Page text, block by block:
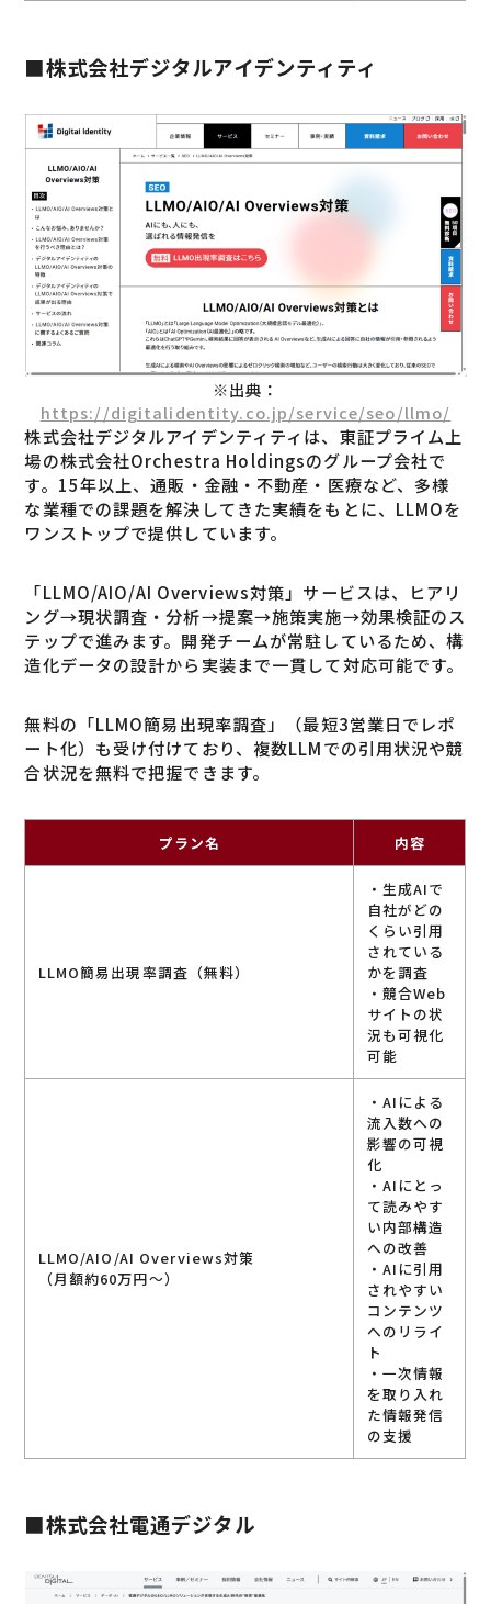
■株式会社デジタルアイデンティティ
※出典：
https://digitalidentity.co.jp/service/seo/llmo/
株式会社デジタルアイデンティティは、東証プライム上
場の株式会社Orchestra Holdingsのグループ会社で
す。15年以上、通販・金融・不動産・医療など、多様
な業種での課題を解決してきた実績をもとに、LLMOを
ワンストップで提供しています。
「LLMO/AIO/AI Overviews対策」サービスは、ヒアリ
ング→現状調査・分析→提案→施策実施→効果検証のス
テップで進みます。開発チームが常駐しているため、構
造化データの設計から実装まで一貫して対応可能です。
無料の「LLMO簡易出現率調査」（最短3営業日でレポ
ート化）も受け付けており、複数LLMでの引用状況や競
合状況を無料で把握できます。
プラン名 内容
LLMO簡易出現率調査（無料）
・生成AIで
自社がどの
くらい引用
されている
かを調査
・競合Web
サイトの状
況も可視化
可能
LLMO/AIO/AI Overviews対策
（月額約60万円～）
・AIによる
流入数への
影響の可視
化
・AIにとっ
て読みやす
い内部構造
への改善
・AIに引用
されやすい
コンテンツ
へのリライ
ト
・一次情報
を取り入れ
た情報発信
の支援
■株式会社電通デジタル